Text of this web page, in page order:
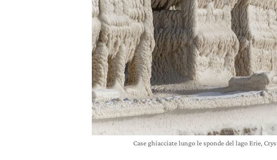
Case ghiacciate lungo le sponde del lago Erie,